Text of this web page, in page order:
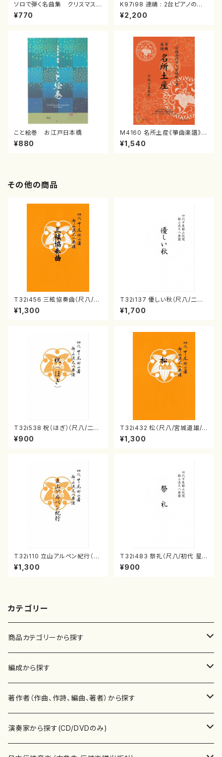
ソロで弾く名曲集 クリスマス・
イブ／恋人がサンタクロース(
箏独奏 /大平光美 編曲/楽
¥770
K97i98 連禱 : 2台ピアノのた
めの（2 Pianos / 菊池 幸夫 /
楽譜）
¥2,200
こと絵巻 お江戸日本橋
¥880
M4160 名所土産《箏曲楽譜》
（箏/宮城喜代子・宮城数江著・
宮城宗家監修/箏曲古典楽譜）
¥1,540
その他の商品
T32i456 三絃協奏曲（尺八/中
能島欣一/楽譜）都山流公刊楽譜
曲番:2164
¥1,300
T32i137 優しい秋（尺八/二代
山本邦山/尺八/都山式譜）都山
流公刊楽譜曲番:586
¥1,700
T32i538 祝（ほぎ）（尺八/二代
池田静山/楽譜）都山流公刊楽譜
曲番:2247
¥900
T32i432 松（尺八/宮城道雄/
楽譜）都山流公刊楽譜曲番:213
8
¥1,300
T32i110 立山アルペン紀行（尺
八/初代 石垣征山/尺八/都山式
譜）都山流公刊楽譜曲番:559
¥1,300
T32i483 祭礼（尺八/初代 星
田一山/楽譜）都山流公刊楽譜曲
番:2191
¥900
カテゴリー
商品カテゴリーから探す
楽譜
書籍
書籍
テキストブック
CD・DVD
編成から探す
邦楽器
箏・琴（ソロ）
箏・琴（合奏）
合唱
著作者（作曲、作詩、編曲、著者）から探す
あ行
演奏家から探す(CD/DVDのみ)